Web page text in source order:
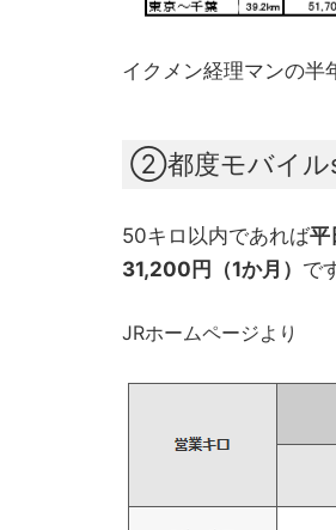
イクメン経理マンの半
②都度モバイル
50キロ以内であれば平
31,200円（1か月） で
JRホームページより